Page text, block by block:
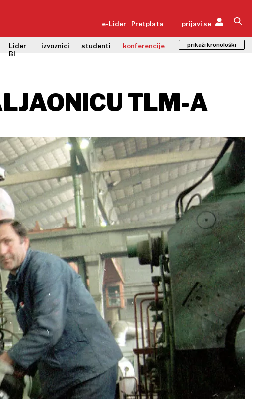
e-Lider Pretplata prijavi se
Lider
BI
izvoznici studenti konferencije prikaži kronološki
TLM-A